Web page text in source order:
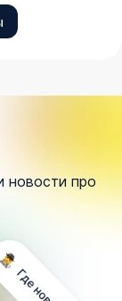
новости про